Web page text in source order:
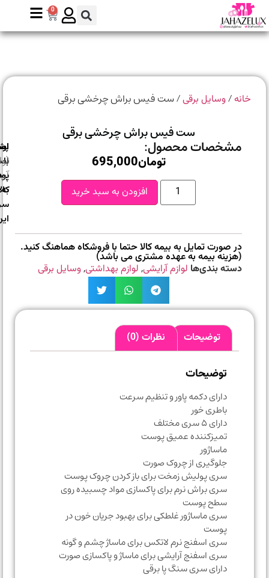
0
/وسایل برقی/ ست فیس براش چرخشی برقی
ست فیس براش چرخشی برقی
مشخصات محصول:
تومان695,000
افزودن به سبد خرید
در صورت تمایل به بیمه کالا حتما با فروشکاه هماهنگ کنید.
(هزینه بیمه به عهده مشتری می باشد)
دسته بندی‌هالوازم آرایشی,لوازم بهداشتی,وسایل برقی
سراسر
اصالت
پشتیبانی
(واتس
توضیحات نظرات (0)
توضیحات
دارای دکمه پاور و تنظیم سرعت
باطری خور
تمیزکننده عمیق پوست
ماساژور
جلوگیری از چروک صورت
سری پولیش زمخت برای باز کردن چروک پوست
سری براش نرم برای پاکسازی مواد چسبیده روی
سطح پوست
سری ماساژور غلطکی برای بهبود جریان خون در
پوست
سری اسفنج نرم لاتکس برای ماساژ چشم و گونه
سری اسفنج آرایشی برای ماساژ و پاکسازی صورت
دارای سری سنگ پا برقی